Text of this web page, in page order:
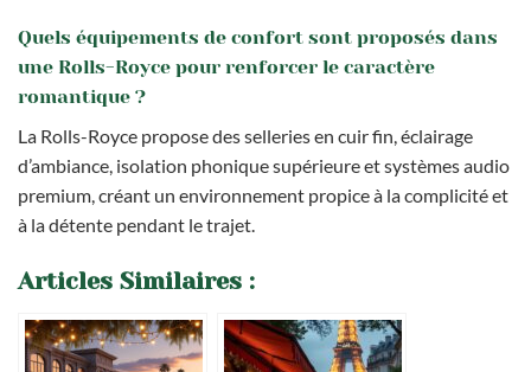
Quels équipements de confort sont proposés dans
une Rolls-Royce pour renforcer le caractère
romantique ?
La Rolls-Royce propose des selleries en cuir fin, éclairage
d’ambiance, isolation phonique supérieure et systèmes audio
premium, créant un environnement propice à la complicité et
à la détente pendant le trajet.
Articles Similaires :